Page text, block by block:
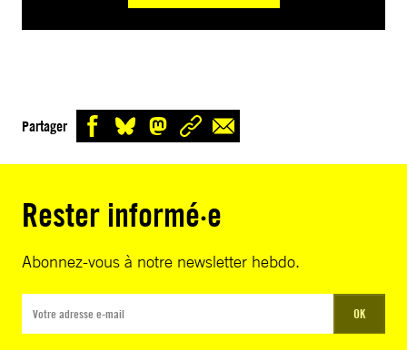
Partager
Rester informé·e
Abonnez-vous à notre newsletter hebdo.
OK